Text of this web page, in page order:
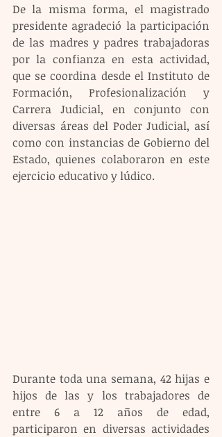
De la misma forma, el magistrado
presidente agradeció la participación
de las madres y padres trabajadoras
por la confianza en esta actividad,
que se coordina desde el Instituto de
Formación, Profesionalización y
Carrera Judicial, en conjunto con
diversas áreas del Poder Judicial, así
como con instancias de Gobierno del
Estado, quienes colaboraron en este
ejercicio educativo y lúdico.
Durante toda una semana, 42 hijas e
hijos de las y los trabajadores de
entre 6 a 12 años de edad,
participaron en diversas actividades